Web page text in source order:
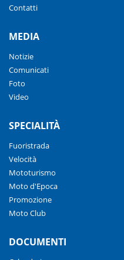
Contatti
MEDIA
Notizie
Comunicati
Foto
Video
SPECIALITÀ
Fuoristrada
Velocità
Mototurismo
Moto d'Epoca
Promozione
Moto Club
DOCUMENTI